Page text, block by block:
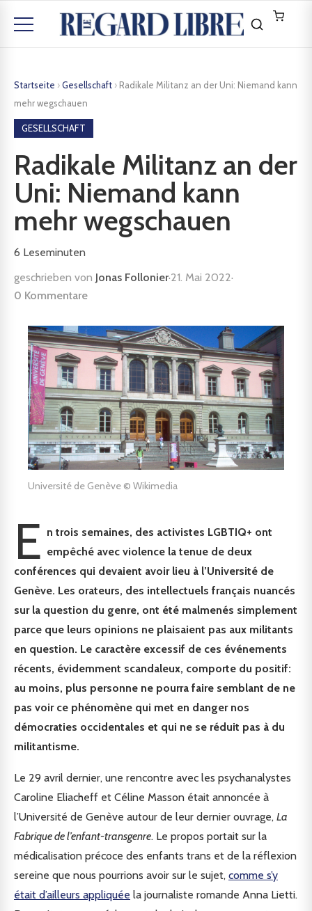
Startseite ›Gesellschaft › Radikale Militanz an der Uni: Niemand kann
mehr wegschauen
GESELLSCHAFT
Radikale Militanz an der
Uni: Niemand kann
mehr wegschauen
6 Leseminuten
geschrieben von Jonas Follonier·21. Mai 2022·
0 Kommentare
Université de Genève © Wikimedia
E n trois semaines, des activistes LGBTIQ+ ont
empêché avec violence la tenue de deux
conférences qui devaient avoir lieu à l’Université de
Genève. Les orateurs, des intellectuels français nuancés
sur la question du genre, ont été malmenés simplement
parce que leurs opinions ne plaisaient pas aux militants
en question. Le caractère excessif de ces événements
récents, évidemment scandaleux, comporte du positif:
au moins, plus personne ne pourra faire semblant de ne
pas voir ce phénomène qui met en danger nos
démocraties occidentales et qui ne se réduit pas à du
militantisme.
Le 29 avril dernier, une rencontre avec les psychanalystes
Caroline Eliacheff et Céline Masson était annoncée à
l’Université de Genève autour de leur dernier ouvrage, La
Fabrique de l’enfant-transgenre. Le propos portait sur la
médicalisation précoce des enfants trans et de la réflexion
sereine que nous pourrions avoir sur le sujet, comme s’y
était d’ailleurs appliquée la journaliste romande Anna Lietti.